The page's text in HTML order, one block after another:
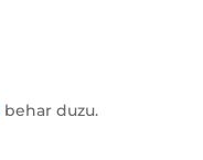
behar duzu.